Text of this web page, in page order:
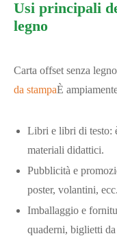
Usi principali
legno
Carta offset senza
da stampaÈ
Libri e libri di testo:
materiali didattici.
Pubblicità e
poster, volantini, ecc.
Imballaggio e
quaderni, biglietti